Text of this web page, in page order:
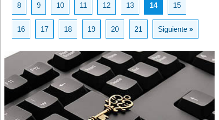
8 9 10 11 12 13 14 15
16 17 18 19 20 21 Siguiente»